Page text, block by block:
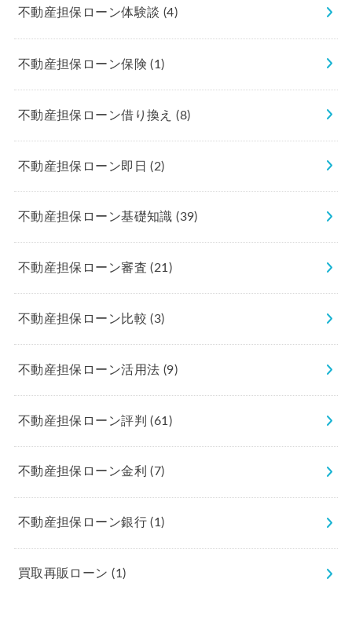
不動産担保ローン体験談 (4)
不動産担保ローン保険(1)
不動産担保ローン借り換え(8)
不動産担保ローン即日(2)
不動産担保ローン基礎知識(39)
不動産担保ローン審査(21)
不動産担保ローン比較(3)
不動産担保ローン活用法 (9)
不動産担保ローン評判(61)
不動産担保ローン金利(7)
不動産担保ローン銀行(1)
買取再販ローン(1)